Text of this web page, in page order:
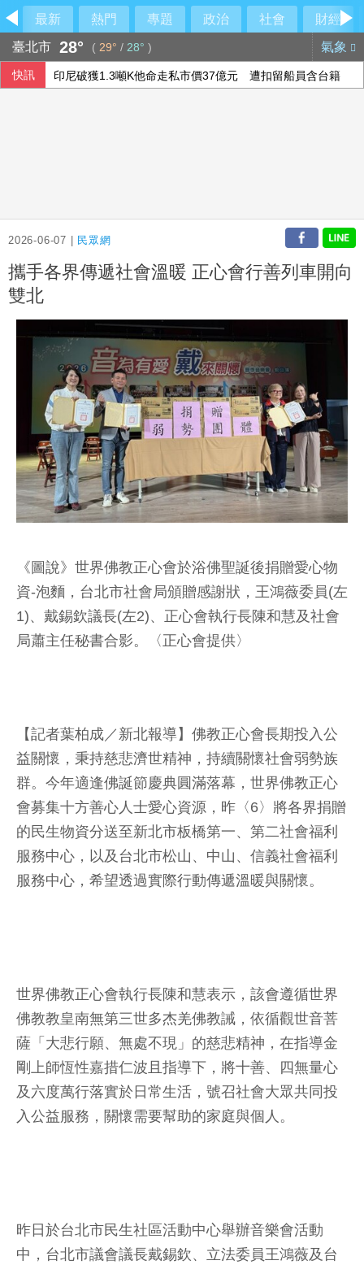
最新 熱門 專題 政治 社會
財經
臺北市 28° ( 29° / 28° ) 氣象
快訊 印尼破獲1.3噸K他命走私市價37億元 遭扣留船員含台籍
2026-06-07 | 民眾網
攜手各界傳遞社會溫暖 正心會行善列車開向
雙北
《圖說》世界佛教正心會於浴佛聖誕後捐贈愛心物
資-泡麵，台北市社會局頒贈感謝狀，王鴻薇委員(左
1)、戴錫欽議長(左2)、正心會執行長陳和慧及社會
局蕭主任秘書合影。〈正心會提供〉
【記者葉柏成／新北報導】佛教正心會長期投入公
益關懷，秉持慈悲濟世精神，持續關懷社會弱勢族
群。今年適逢佛誕節慶典圓滿落幕，世界佛教正心
會募集十方善心人士愛心資源，昨〈6〉將各界捐贈
的民生物資分送至新北市板橋第一、第二社會福利
服務中心，以及台北市松山、中山、信義社會福利
服務中心，希望透過實際行動傳遞溫暖與關懷。
世界佛教正心會執行長陳和慧表示，該會遵循世界
佛教教皇南無第三世多杰羌佛教誡，依循觀世音菩
薩「大悲行願、無處不現」的慈悲精神，在指導金
剛上師恆性嘉措仁波且指導下，將十善、四無量心
及六度萬行落實於日常生活，號召社會大眾共同投
入公益服務，關懷需要幫助的家庭與個人。
昨日於台北市民生社區活動中心舉辦音樂會活動
中，台北市議會議長戴錫欽、立法委員王鴻薇及台